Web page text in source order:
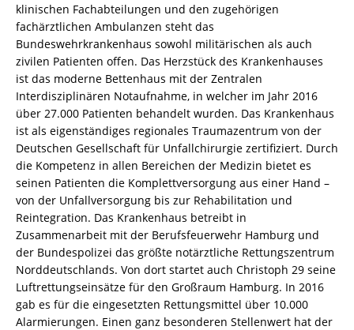
klinischen Fachabteilungen und den zugehörigen
fachärztlichen Ambulanzen steht das
Bundeswehrkrankenhaus sowohl militärischen als auch
zivilen Patienten offen. Das Herzstück des Krankenhauses
ist das moderne Bettenhaus mit der Zentralen
Interdisziplinären Notaufnahme, in welcher im Jahr 2016
über 27.000 Patienten behandelt wurden. Das Krankenhaus
ist als eigenständiges regionales Traumazentrum von der
Deutschen Gesellschaft für Unfallchirurgie zertifiziert. Durch
die Kompetenz in allen Bereichen der Medizin bietet es
seinen Patienten die Komplettversorgung aus einer Hand –
von der Unfallversorgung bis zur Rehabilitation und
Reintegration. Das Krankenhaus betreibt in
Zusammenarbeit mit der Berufsfeuerwehr Hamburg und
der Bundespolizei das größte notärztliche Rettungszentrum
Norddeutschlands. Von dort startet auch Christoph 29 seine
Luftrettungseinsätze für den Großraum Hamburg. In 2016
gab es für die eingesetzten Rettungsmittel über 10.000
Alarmierungen. Einen ganz besonderen Stellenwert hat der